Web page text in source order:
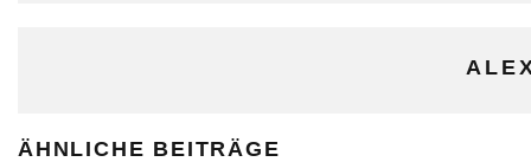
ÄHNLICHE BEITRÄGE